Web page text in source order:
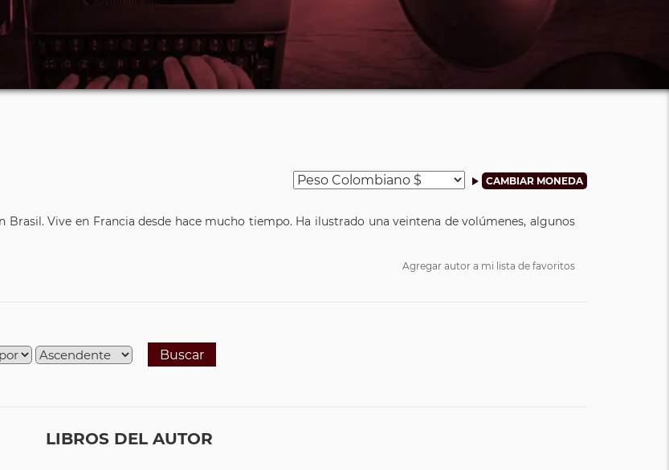
Vive en Francia desde hace mucho tiempo. Ha ilustrado una veintena de volúmenes, algunos
Agregar autor a mi lista de favoritos
Buscar
LIBROS DEL AUTOR